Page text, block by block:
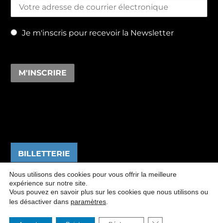
Je m'inscris pour recevoir la Newsletter
BILLETTERIE
Théâtre du Chêne Noir - Copyright 2026 -
légales-CGV-
Nous utilisons des cookies pour vous offrir la meilleure
expérience sur notre site.
Vous pouvez en savoir plus sur les cookies que nous utilisons ou
les désactiver dans paramètres